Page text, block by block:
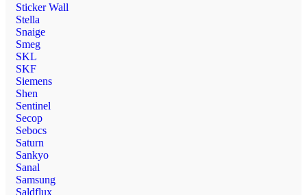
Sticker Wall
Stella
Snaige
Smeg
SKL
SKF
Siemens
Shen
Sentinel
Secop
Sebocs
Saturn
Sankyo
Sanal
Samsung
Saldflux